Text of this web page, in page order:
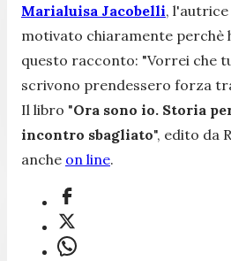
Marialuisa Jacobelli, l'autrice
motivato chiaramente perchè
questo racconto: "Vorrei che
scrivono prendessero forza
Il libro "Ora sono io. Storia
incontro sbagliato", edito da
anche on line.